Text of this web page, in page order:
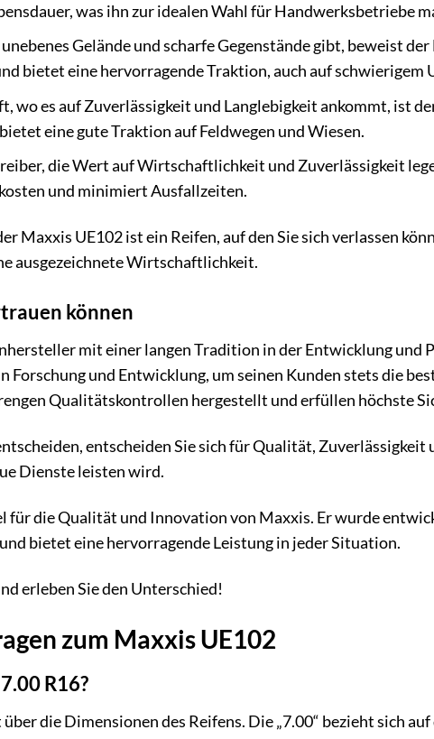
was ihn zur idealen Wahl für Handwerksbetriebe
Gelände und scharfe Gegenstände gibt, beweist
bietet eine hervorragende Traktion, auch auf schwierigem
wo es auf Zuverlässigkeit und Langlebigkeit ankommt, ist
eine gute Traktion auf Feldwegen und Wiesen.
die Wert auf Wirtschaftlichkeit und Zuverlässigkeit
und minimiert Ausfallzeiten.
Maxxis UE102 ist ein Reifen, auf den Sie sich verlassen
ausgezeichnete Wirtschaftlichkeit.
können
mit einer langen Tradition in der Entwicklung und
und Entwicklung, um seinen Kunden stets die
Qualitätskontrollen hergestellt und erfüllen höchste
entscheiden Sie sich für Qualität, Zuverlässigkeit
Dienste leisten wird.
für die Qualität und Innovation von Maxxis. Er wurde
bietet eine hervorragende Leistung in jeder Situation.
erleben Sie den Unterschied!
zum Maxxis UE102
R16?
die Dimensionen des Reifens. Die „7.00“ bezieht sich